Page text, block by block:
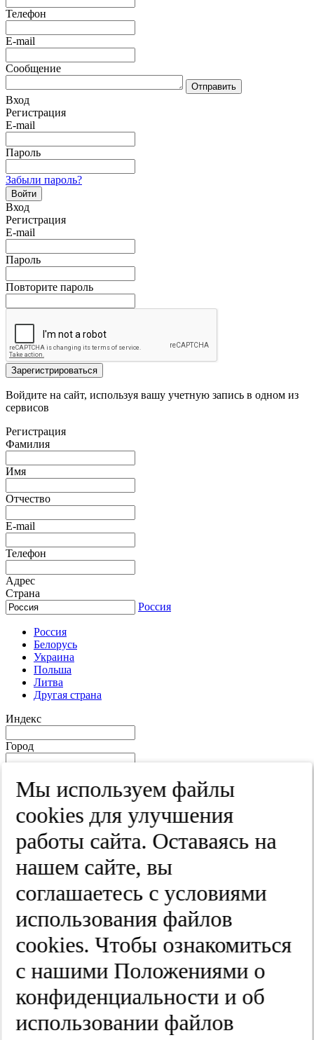
Телефон
E-mail
Сообщение
Отправить
Вход
Регистрация
E-mail
Пароль
Забыли пароль?
Войти
Вход
Регистрация
E-mail
Пароль
Повторите пароль
Зарегистрироваться
Войдите на сайт, используя вашу учетную запись в одном из
сервисов
Регистрация
Фамилия
Имя
Отчество
E-mail
Телефон
Адрес
Страна
Россия
Россия
Белорусь
Украина
Польша
Литва
Другая страна
Индекс
Город
Улица
Квартира
Пароль
Повторите пароль
Мы используем файлы
cооkies для улучшения
работы сайта. Оставаясь на
нашем сайте, вы
соглашаетесь с условиями
использования файлов
cооkies. Чтобы ознакомиться
с нашими Положениями о
конфиденциальности и об
использовании файлов